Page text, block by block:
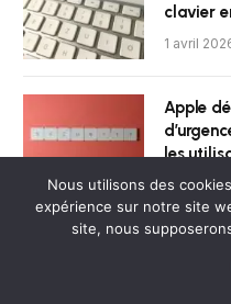
clavier
1 avril
Apple
les
1 avril 2026
Les
dans
Nous utilisons des
expérience sur notre site
site, nous